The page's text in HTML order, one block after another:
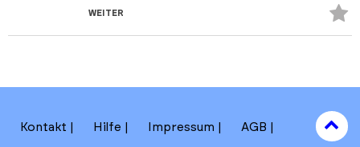
WEITER
Kontakt Hilfe Impressum AGB
to
top